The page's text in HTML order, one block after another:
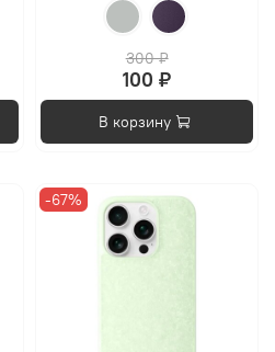
300 ₽
100 ₽
В корзину
-67%